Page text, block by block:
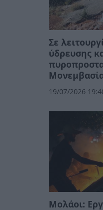
Σε
ύδρευσης
19/07/2026
Μολάοι: